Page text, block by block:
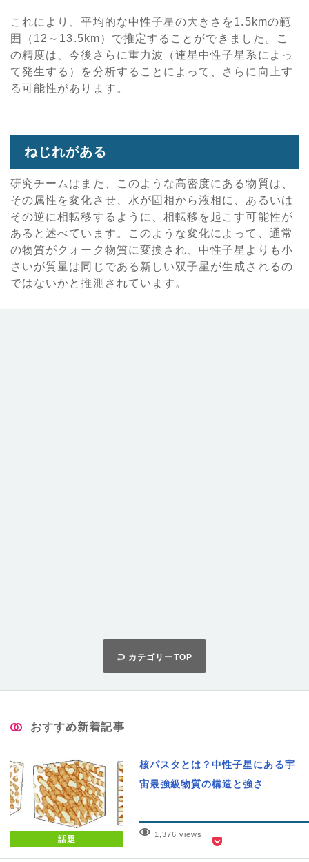
これにより、平均的な中性子星の大きさを1.5kmの範
囲（12～13.5km）で推定することができました。こ
の精度は、今後さらに重力波（連星中性子星系によっ
て発生する）を分析することによって、さらに向上す
る可能性があります。
ねじれがある
研究チームはまた、このような高密度にある物質は、
その属性を変化させ、水が固相から液相に、あるいは
その逆に相転移するように、相転移を起こす可能性が
あると述べています。このような変化によって、通常
の物質がクォーク物質に変換され、中性子星よりも小
さいが質量は同じである新しい双子星が生成されるの
ではないかと推測されています。
カテゴリーTOP
おすすめ新着記事
話題
核パスタとは？中性子星にある宇
宙最強級物質の構造と強さ
1,376 views